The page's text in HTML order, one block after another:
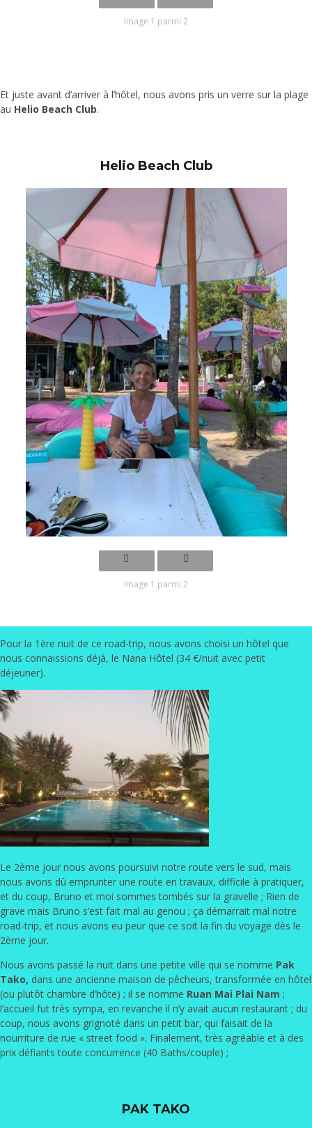
Image 1 parmi 2
Et juste avant d’arriver à l’hôtel, nous avons pris un verre sur la plage
au Helio Beach Club.
Helio Beach Club
Image 1 parmi 2
Pour la 1ère nuit de ce road-trip, nous avons choisi un hôtel que
nous connaissions déjà, le Nana Hôtel (34 €/nuit avec petit
déjeuner).
Le 2ème jour nous avons poursuivi notre route vers le sud, mais
nous avons dû emprunter une route en travaux, difficile à pratiquer,
et du coup, Bruno et moi sommes tombés sur la gravelle ; Rien de
grave mais Bruno s’est fait mal au genou ; ça démarrait mal notre
road-trip, et nous avons eu peur que ce soit la fin du voyage dès le
2ème jour.
Nous avons passé la nuit dans une petite ville qui se nomme Pak
Tako, dans une ancienne maison de pêcheurs, transformée en hôtel
(ou plutôt chambre d’hôte) ; il se nomme Ruan Mai Plai Nam ;
l’accueil fut très sympa, en revanche il n’y avait aucun restaurant ; du
coup, nous avons grignoté dans un petit bar, qui faisait de la
nourriture de rue « street food ». Finalement, très agréable et à des
prix défiants toute concurrence (40 Baths/couple) ;
PAK TAKO